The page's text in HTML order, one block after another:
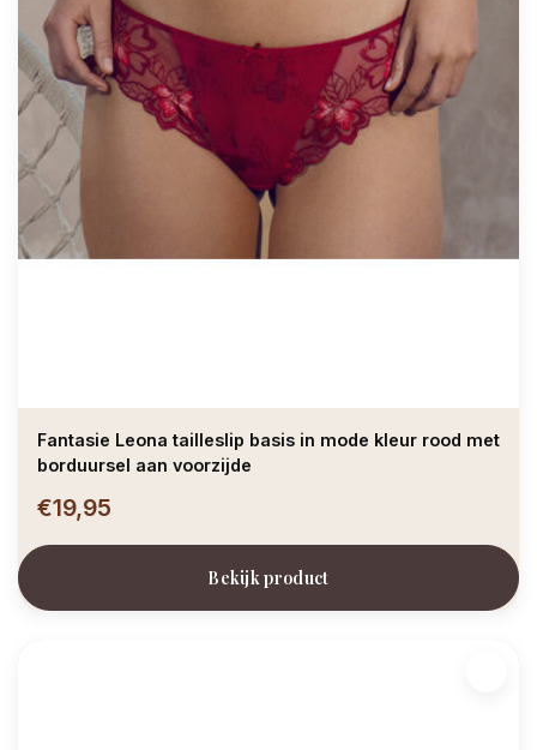
Fantasie Leona tailleslip basis in mode kleur rood met
borduursel aan voorzijde
€19,95
Bekijk product